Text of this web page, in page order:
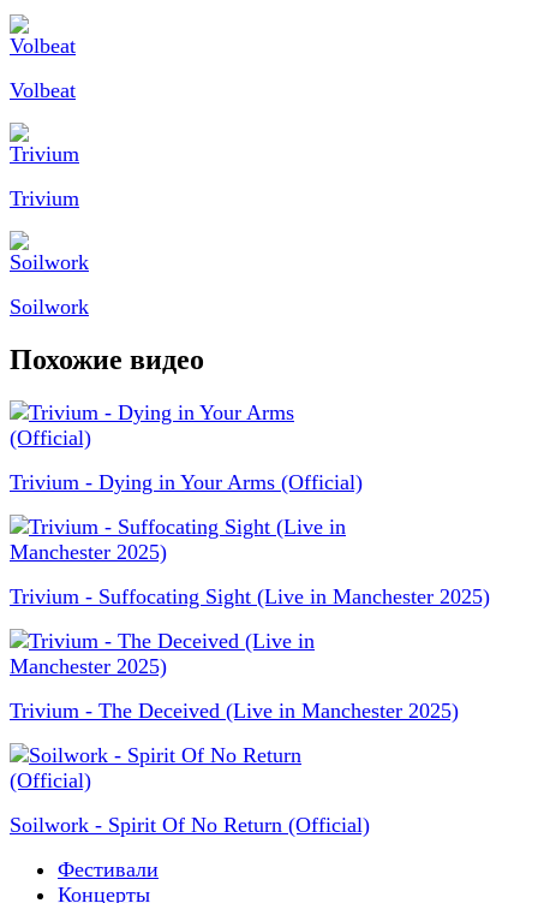
Volbeat
Trivium
Soilwork
Похожие видео
Trivium - Dying in Your Arms (Official)
Trivium - Suffocating Sight (Live in Manchester 2025)
Trivium - The Deceived (Live in Manchester 2025)
Soilwork - Spirit Of No Return (Official)
Фестивали
Концерты